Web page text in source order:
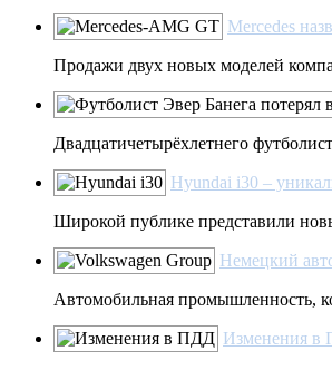
Mercedes
Продажи двух новых моделей
Двадцатичетырёхлетнего
Hyundai i30 –
Широкой публике представили
Немецкий
Автомобильная промышленность,
Изменения в